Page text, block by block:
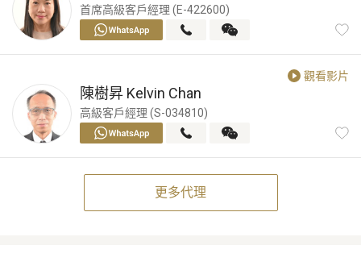
首席高級客戶經理 (E-422600)
觀看影片
陳樹昇 Kelvin Chan
高級客戶經理 (S-034810)
更多代理